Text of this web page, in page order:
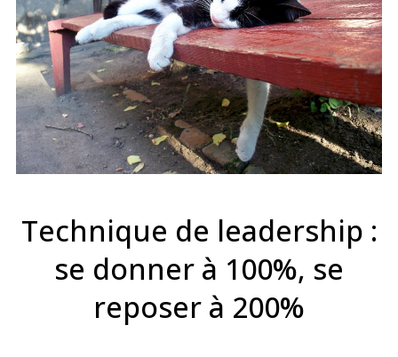
Technique de leadership :
se donner à 100%, se
reposer à 200%